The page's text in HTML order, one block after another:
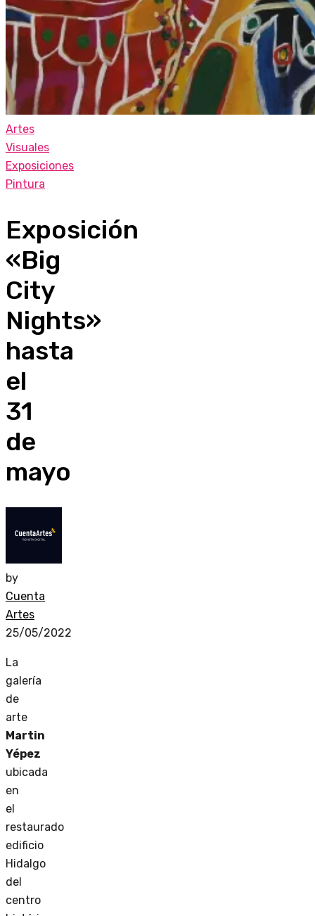
Artes
Visuales
Exposiciones
Pintura
Exposición
«Big
City
Nights»
hasta
el
31
de
mayo
by
Cuenta
Artes
25/05/2022
La
galería
de
arte
Martin
Yépez
ubicada
en
el
restaurado
edificio
Hidalgo
del
centro